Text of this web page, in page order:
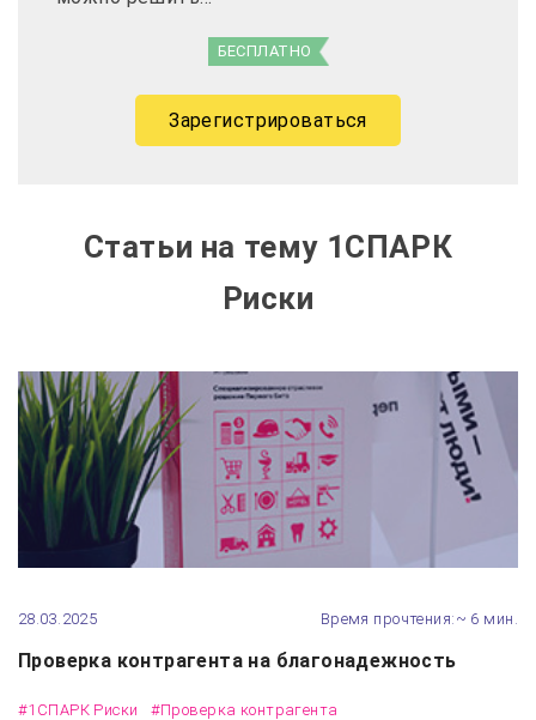
БЕСПЛАТНО
Зарегистрироваться
Статьи на тему 1СПАРК
Риски
28.03.2025 Время прочтения:~ 6 мин.
Проверка контрагента на благонадежность
#1СПАРК Риски #Проверка контрагента